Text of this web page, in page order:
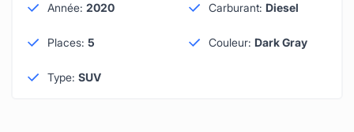
Année: 2020 Carburant: Diesel
Places: 5 Couleur: Dark Gray
Type: SUV